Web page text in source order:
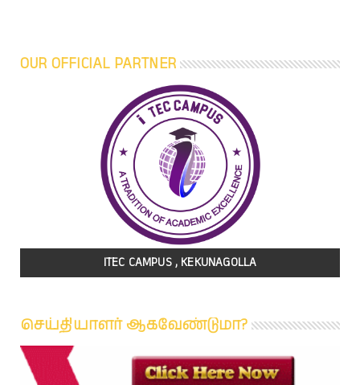
OUR OFFICIAL PARTNER
ITEC CAMPUS , KEKUNAGOLLA
செய்தியாளர் ஆகவேண்டுமா?